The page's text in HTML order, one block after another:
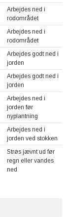
Arbejdes ned i
rodområdet
Arbejdes ned i
rodområdet
Arbejdes godt ned i
jorden
Arbejdes godt ned i
jorden
Arbejdes ned i
jorden før
nyplantning
Arbejdes ned i
jorden ved stokken
Strøs jævnt ud før
regn eller vandes
ned